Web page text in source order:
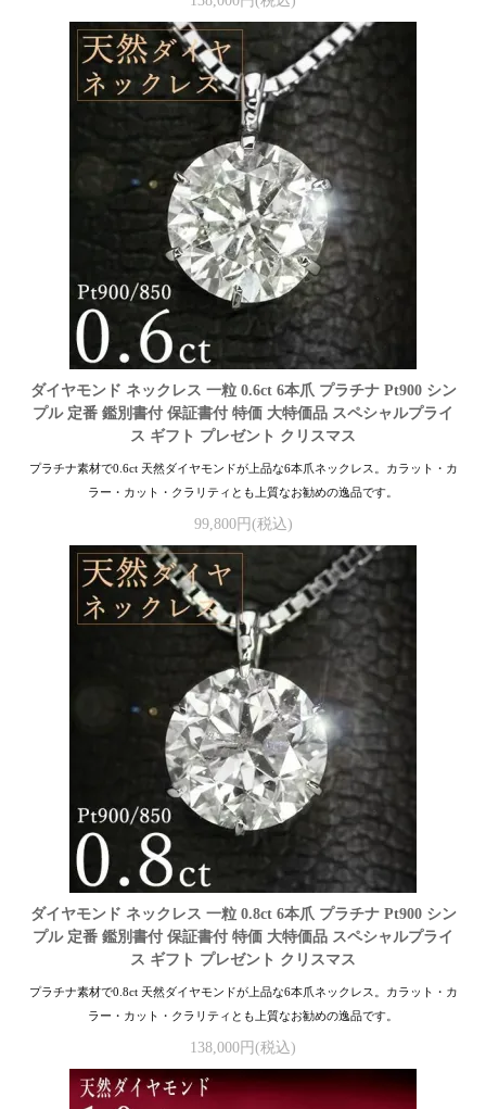
ダイヤモンド ネックレス 一粒 0.6ct 6本爪 プラチナ Pt900 シン
プル 定番 鑑別書付 保証書付 特価 大特価品 スペシャルプライ
ス ギフト プレゼント クリスマス
プラチナ素材で0.6ct 天然ダイヤモンドが上品な6本爪ネックレス。カラット・カ
ラー・カット・クラリティとも上質なお勧めの逸品です。
99,800円(税込)
ダイヤモンド ネックレス 一粒 0.8ct 6本爪 プラチナ Pt900 シン
プル 定番 鑑別書付 保証書付 特価 大特価品 スペシャルプライ
ス ギフト プレゼント クリスマス
プラチナ素材で0.8ct 天然ダイヤモンドが上品な6本爪ネックレス。カラット・カ
ラー・カット・クラリティとも上質なお勧めの逸品です。
138,000円(税込)